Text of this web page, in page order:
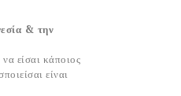
& την
να είσαι κάποιος
είναι